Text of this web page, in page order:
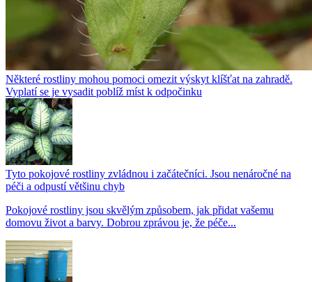
Některé rostliny mohou pomoci omezit výskyt klíšťat na zahradě.
Vyplatí se je vysadit poblíž míst k odpočinku
Tyto pokojové rostliny zvládnou i začátečníci. Jsou nenáročné na
péči a odpustí většinu chyb
Pokojové rostliny jsou skvělým způsobem, jak přidat vašemu
domovu život a barvy. Dobrou zprávou je, že péče...